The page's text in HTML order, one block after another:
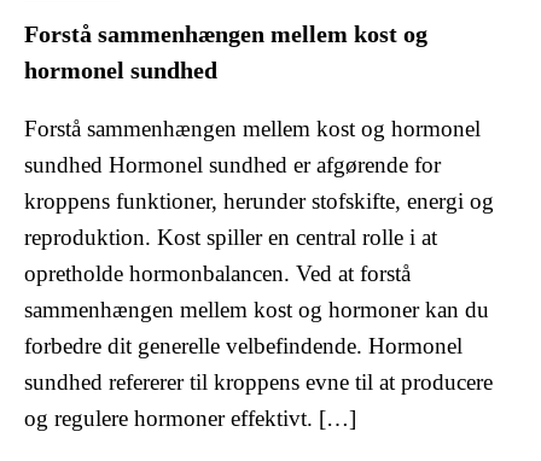
Forstå sammenhængen mellem kost og
hormonel sundhed
Forstå sammenhængen mellem kost og hormonel
sundhed Hormonel sundhed er afgørende for
kroppens funktioner, herunder stofskifte, energi og
reproduktion. Kost spiller en central rolle i at
opretholde hormonbalancen. Ved at forstå
sammenhængen mellem kost og hormoner kan du
forbedre dit generelle velbefindende. Hormonel
sundhed refererer til kroppens evne til at producere
og regulere hormoner effektivt. […]